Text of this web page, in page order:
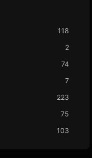
118
2
74
7
223
75
103